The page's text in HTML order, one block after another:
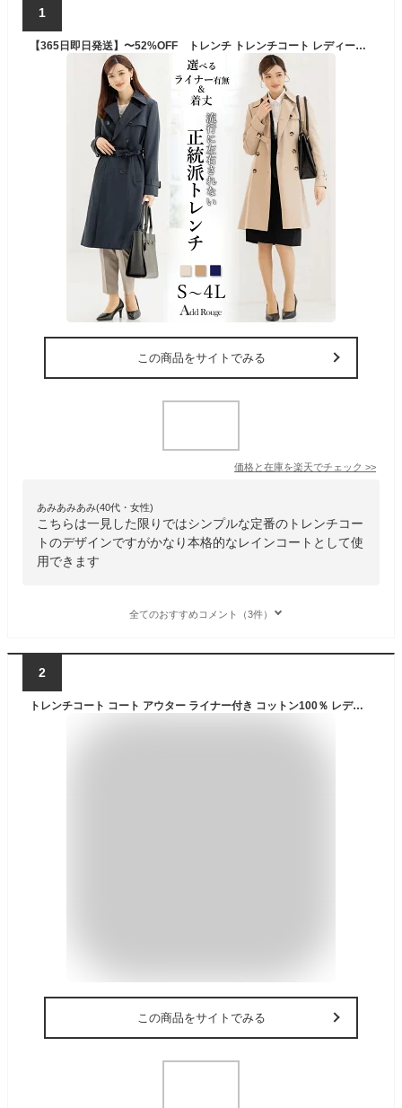
1
【365日即日発送】〜52%OFF トレンチ トレンチコート レディース 取り外しライナー付き 裏地付き オールシーズン対応 春夏秋冬 大きいサイズ ロング 洗える 花粉対策 撥水 通勤 リクルート ビジネス オフィス OL スプリングコート 黒
この商品をサイトでみる
価格と在庫を楽天でチェック >>
あみあみあみ(40代・女性)
こちらは一見した限りではシンプルな定番のトレンチコー
トのデザインですがかなり本格的なレインコートとして使
用できます
全てのおすすめコメント（3件）
2
トレンチコート コート アウター ライナー付き コットン100％ レディース 撥水加工 入学式 入園式 卒入学 Filomo トレンチ 春コート ベージュ ブラック 大きいサイズ スプリングコート フォーマル 通勤 通学 卒業式 卒園式 ギフト プレゼント 5F (2596r)
この商品をサイトでみる